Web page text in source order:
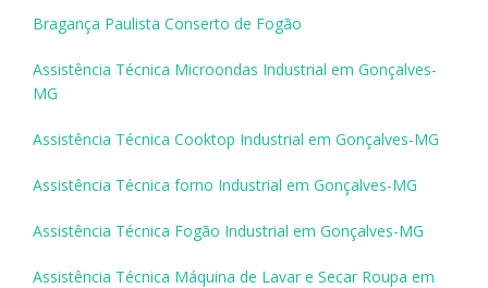
Bragança Paulista Conserto de Fogão
Assistência Técnica Microondas Industrial em Gonçalves-
MG
Assistência Técnica Cooktop Industrial em Gonçalves-MG
Assistência Técnica forno Industrial em Gonçalves-MG
Assistência Técnica Fogão Industrial em Gonçalves-MG
Assistência Técnica Máquina de Lavar e Secar Roupa em